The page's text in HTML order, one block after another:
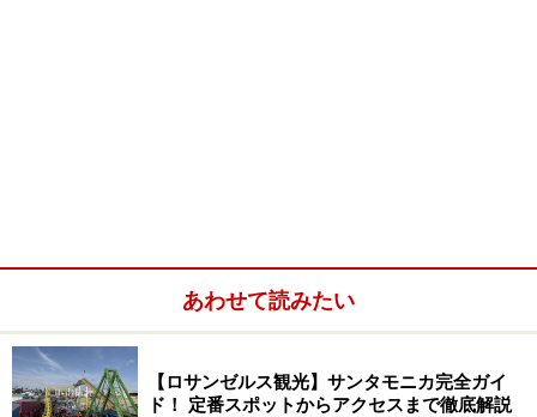
あわせて読みたい
【ロサンゼルス観光】サンタモニカ完全ガイ
ド！ 定番スポットからアクセスまで徹底解説